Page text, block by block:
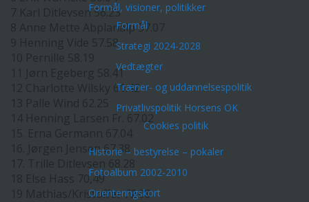
Formål, visioner, politikker
Formål
Strategi 2024-2028
Vedtægter
Træner- og uddannelsespolitik
Privatlivspolitik Horsens OK
Cookies politik
Historie – bestyrelse – pokaler
Fotoalbum 2002-2010
Orienteringskort
7 Karl Ditlevsen 56.23
8 Anne Mette Abplanalp 57.07
9 Henning Vide 57.58
11 Jørn Egeberg 58.41
12 Charlotte Wilsky 61.42
16. Jørgen Jensen 67.38
18 Else Hass 70,49
19 Mathias/Kristoffer 72.08